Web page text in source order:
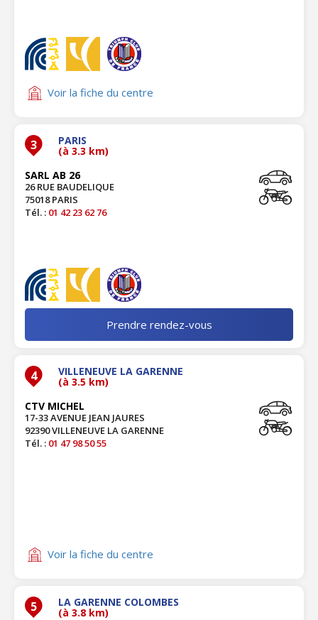
Voir la fiche du centre
3 PARIS
(à 3.3 km)
SARL AB 26
26 RUE BAUDELIQUE
75018 PARIS
Tél. : 01 42 23 62 76
Prendre rendez-vous
4 VILLENEUVE LA GARENNE
(à 3.5 km)
CTV MICHEL
17-33 AVENUE JEAN JAURES
92390 VILLENEUVE LA GARENNE
Tél. : 01 47 98 50 55
Voir la fiche du centre
5 LA GARENNE COLOMBES
(à 3.8 km)